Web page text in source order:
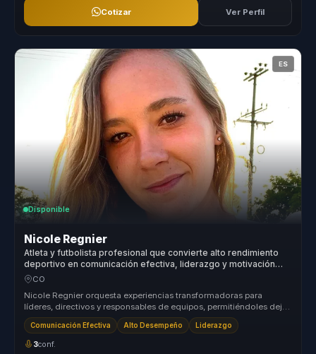
Cotizar Ver Perfil
ES
Disponible
Nicole Regnier
Atleta y futbolista profesional que convierte alto rendimiento
deportivo en comunicación efectiva, liderazgo y motivación
para líderes y equipos.
CO
Nicole Regnier orquesta experiencias transformadoras para
líderes, directivos y responsables de equipos, permitiéndoles dejar
atrás estru...
Comunicación Efectiva Alto Desempeño Liderazgo
3conf.